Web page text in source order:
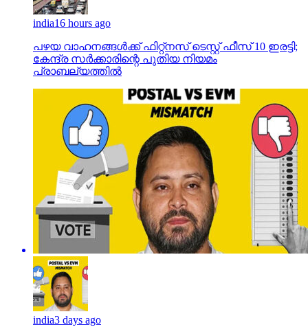
india16 hours ago
പഴയ വാഹനങ്ങള്‍ക്ക് ഫിറ്റ്‌നസ് ടെസ്റ്റ് ഫീസ് 10 ഇരട്ടി;
കേന്ദ്ര സര്‍ക്കാരിന്റെ പുതിയ നിയമം
പ്രാബല്യത്തില്‍
india3 days ago